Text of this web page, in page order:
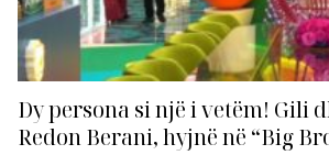
Dy persona si një i vetëm! Gili
Redon Berani, hyjnë në “Big